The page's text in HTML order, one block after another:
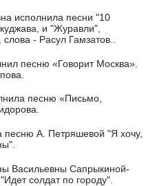
исполнила песни "10
и "Журавли",
- Расул Гамзатов..
песню «Говорит Москва».
песню «Письмо,
песню А. Петряшевой "Я хочу,
Васильевны Сапрыкиной-
солдат по городу".